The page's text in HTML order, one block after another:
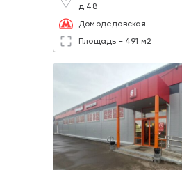
д.48
Домодедовская
Площадь - 491 м2